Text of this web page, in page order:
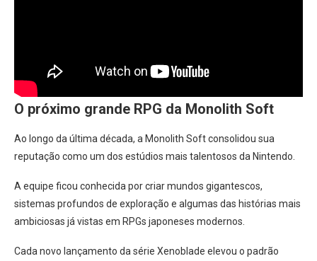
O próximo grande RPG da Monolith Soft
Ao longo da última década, a Monolith Soft consolidou sua
reputação como um dos estúdios mais talentosos da Nintendo.
A equipe ficou conhecida por criar mundos gigantescos,
sistemas profundos de exploração e algumas das histórias mais
ambiciosas já vistas em RPGs japoneses modernos.
Cada novo lançamento da série Xenoblade elevou o padrão